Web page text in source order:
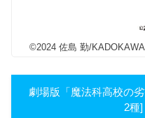
©2024 佐島 勤/
劇場版「魔法科高校の
2種